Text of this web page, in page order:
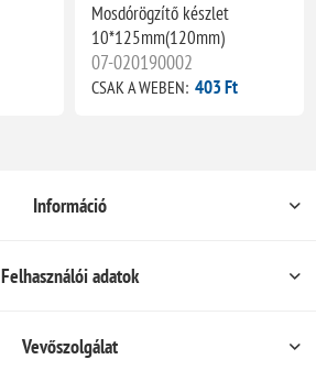
Mosdórögzítő készlet
10*125mm(120mm)
07-020190002
CSAK A WEBEN: 403 Ft
Információ
Felhasználói adatok
Vevőszolgálat